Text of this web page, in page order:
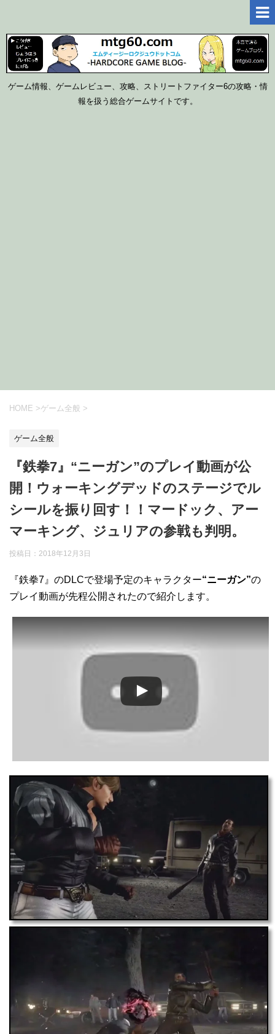
ゲーム情報、ゲームレビュー、攻略、ストリートファイター6の攻略・情
報を扱う総合ゲームサイトです。
HOME >ゲーム全般 >
ゲーム全般
『鉄拳7』“ニーガン”のプレイ動画が公
開！ウォーキングデッドのステージでル
シールを振り回す！！マードック、アー
マーキング、ジュリアの参戦も判明。
投稿日： 2018年12月3日
『鉄拳7』のDLCで登場予定のキャラクター“ニーガン”の
プレイ動画が先程公開されたので紹介します。
この動画を YouTube で視聴